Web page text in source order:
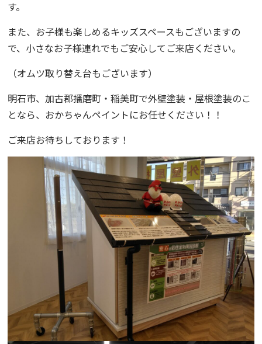
す。
また、お子様も楽しめるキッズスペースもございますの
で、小さなお子様連れでもご安心してご来店ください。
（オムツ取り替え台もございます）
明石市、加古郡播磨町・稲美町で外壁塗装・屋根塗装のこ
となら、 おかちゃんペイントにお任せください！！
ご来店お待ちしております！